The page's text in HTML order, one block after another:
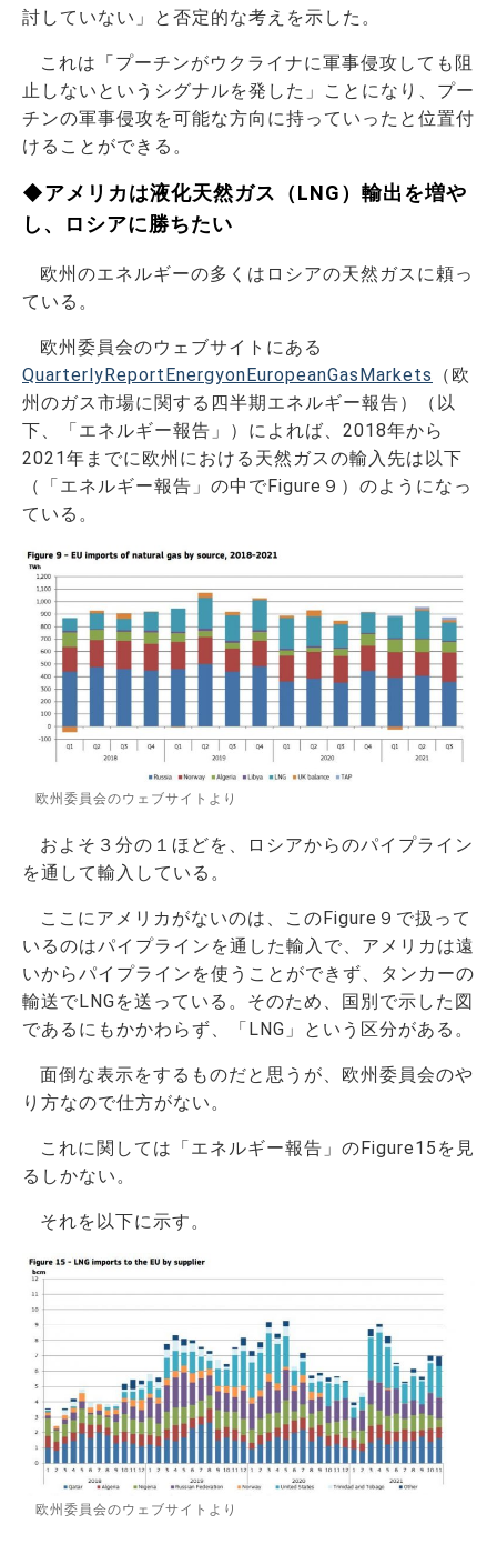
討していない」と否定的な考えを示した。
これは「プーチンがウクライナに軍事侵攻しても阻
止しないというシグナルを発した」ことになり、プー
チンの軍事侵攻を可能な方向に持っていったと位置付
けることができる。
◆アメリカは液化天然ガス（LNG）輸出を増や
し、ロシアに勝ちたい
欧州のエネルギーの多くはロシアの天然ガスに頼っ
ている。
欧州委員会のウェブサイトにある
QuarterlyReportEnergyonEuropeanGasMarkets
（欧
州のガス市場に関する四半期エネルギー報告）（以
下、「エネルギー報告」）によれば、2018年から
2021年までに欧州における天然ガスの輸入先は以下
（「エネルギー報告」の中でFigure９）のようになっ
ている。
欧州委員会のウェブサイトより
およそ３分の１ほどを、ロシアからのパイプライン
を通して輸入している。
ここにアメリカがないのは、このFigure９で扱って
いるのはパイプラインを通した輸入で、アメリカは遠
いからパイプラインを使うことができず、タンカーの
輸送でLNGを送っている。そのため、国別で示した図
であるにもかかわらず、「LNG」という区分がある。
面倒な表示をするものだと思うが、欧州委員会のや
り方なので仕方がない。
これに関しては「エネルギー報告」のFigure15を見
るしかない。
それを以下に示す。
欧州委員会のウェブサイトより